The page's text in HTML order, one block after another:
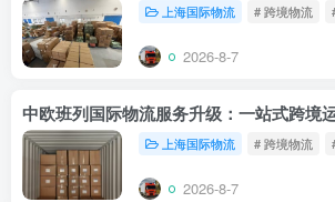
上海国际物流 # 跨境物流
2026-8-7
中欧班列国际物流服务升级：一站式跨境
上海国际物流 # 跨境物流
2026-8-7